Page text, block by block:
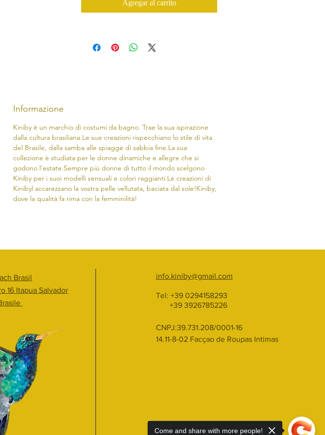
Agregar al carrito
Informazione
Kiniby è un marchio di costumi da bagno. Trae la sua ispirazione
dalla cultura brasiliana.​Le sue creazioni rispecchiano lo stile di vita
del Brasile, dalla samba alle spiagge di sabbia fine.​La sua
collezione è studiata per le donne dinamiche e allegre che si
godono l’estate.Sempre più donne di tutto il mondo scelgono
Kiniby per i suoi modelli sensuali e colori raggianti.Le creazioni di
Kinibyl accarezzano la vostra pelle vellutata, baciata dal sole!Kiniby,
dove la qualità fa rima con la femminilità!
Brasil
16 Itapua Salvador
info.kiniby@gmail.com
Tel: +39 0294158293
+39 3926785226
CNPJ:39.731.208/0001-16
14.11-8-02 Facçao de Roupas Intimas
Come and share with more people!